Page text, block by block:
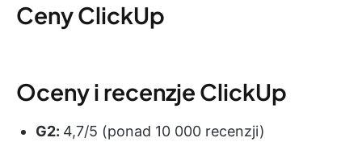
Ceny ClickUp
Oceny i recenzje ClickUp
G2: 4,7/5 (ponad 10 000 recenzji)